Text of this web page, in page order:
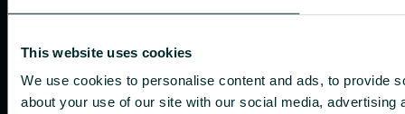
This website uses cookies
We use cookies to personalise content and ads, to provide
about your use of our site with our social media,